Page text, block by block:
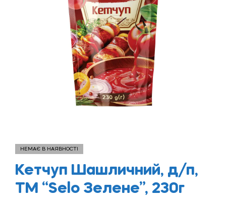
НЕМАЄ В НАЯВНОСТІ
Кетчуп Шашличний, д/п,
ТМ “Selo Зелене”, 230г